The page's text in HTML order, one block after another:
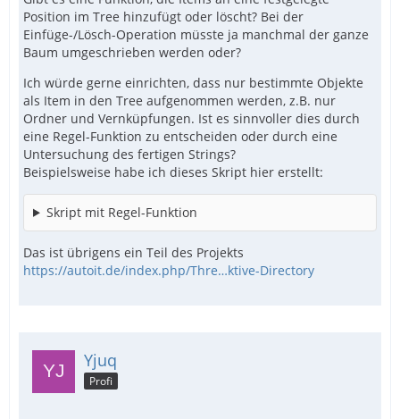
Position im Tree hinzufügt oder löscht? Bei der
Einfüge-/Lösch-Operation müsste ja manchmal der ganze
Baum umgeschrieben werden oder?
Ich würde gerne einrichten, dass nur bestimmte Objekte
als Item in den Tree aufgenommen werden, z.B. nur
Ordner und Vernküpfungen. Ist es sinnvoller dies durch
eine Regel-Funktion zu entscheiden oder durch eine
Untersuchung des fertigen Strings?
Beispielsweise habe ich dieses Skript hier erstellt:
Skript mit Regel-Funktion
Das ist übrigens ein Teil des Projekts
https://autoit.de/index.php/Thre…ktive-Directory
Yjuq
Profi